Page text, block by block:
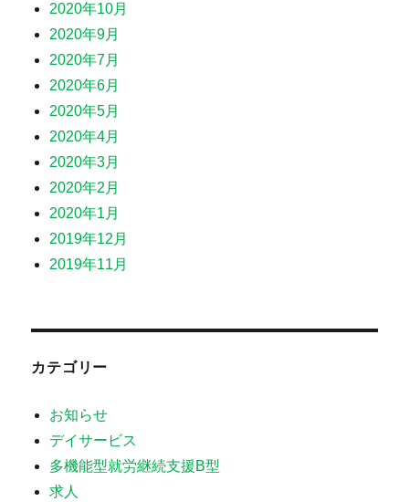
2020年10月
2020年9月
2020年7月
2020年6月
2020年5月
2020年4月
2020年3月
2020年2月
2020年1月
2019年12月
2019年11月
カテゴリー
お知らせ
デイサービス
多機能型就労継続支援B型
求人